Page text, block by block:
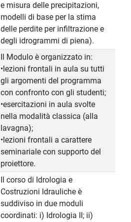
e misura delle precipitazioni,
modelli di base per la stima
delle perdite per infiltrazione e
degli idrogrammi di piena).
Il Modulo è organizzato in:
•lezioni frontali in aula su tutti
gli argomenti del programma
con confronto con gli studenti;
•esercitazioni in aula svolte
nella modalità classica (alla
lavagna);
•lezioni frontali a carattere
seminariale con supporto del
proiettore.
Il corso di Idrologia e
Costruzioni Idrauliche è
suddiviso in due moduli
coordinati: i) Idrologia II; ii)